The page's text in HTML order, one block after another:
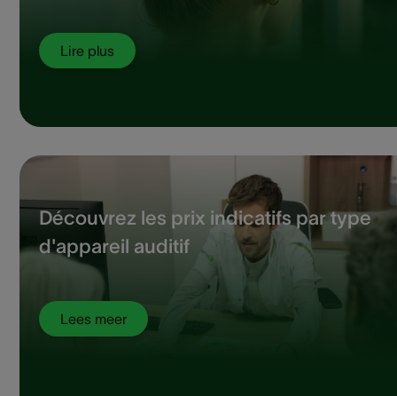
Lire plus
Découvrez les prix indicatifs par type
d'appareil auditif
Lees meer